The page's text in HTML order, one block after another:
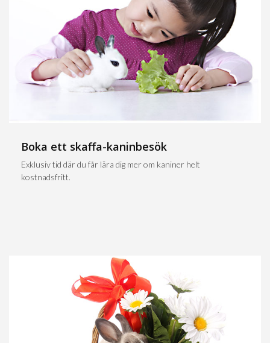
Boka ett skaffa-kaninbesök
Exklusiv tid där du får lära dig mer om kaniner helt
kostnadsfritt.